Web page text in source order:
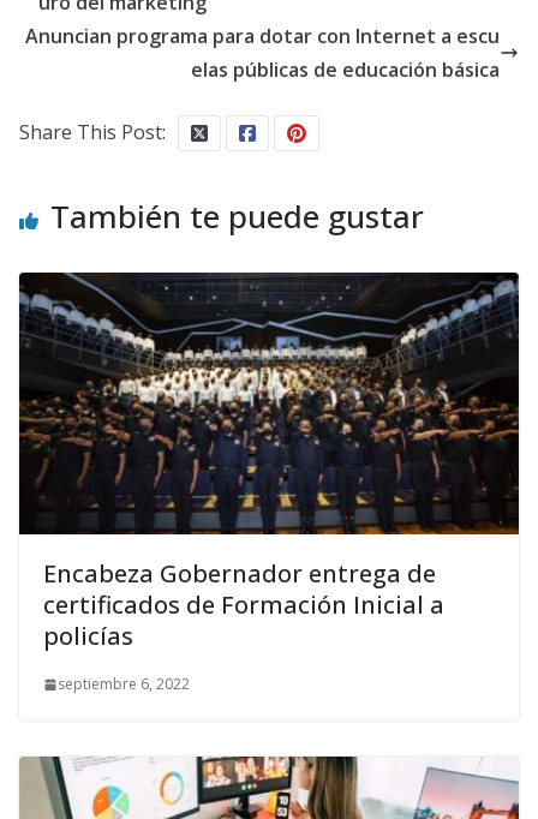
Anuncian programa para dotar con Internet a escu
elas públicas de educación básica
Share This Post:
También te puede gustar
Encabeza Gobernador entrega de
certificados de Formación Inicial a
policías
septiembre 6, 2022